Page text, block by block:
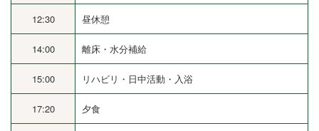
12:30 昼休憩
14:00 離床・水分補給
15:00 リハビリ・日中活動・入浴
17:20 夕食